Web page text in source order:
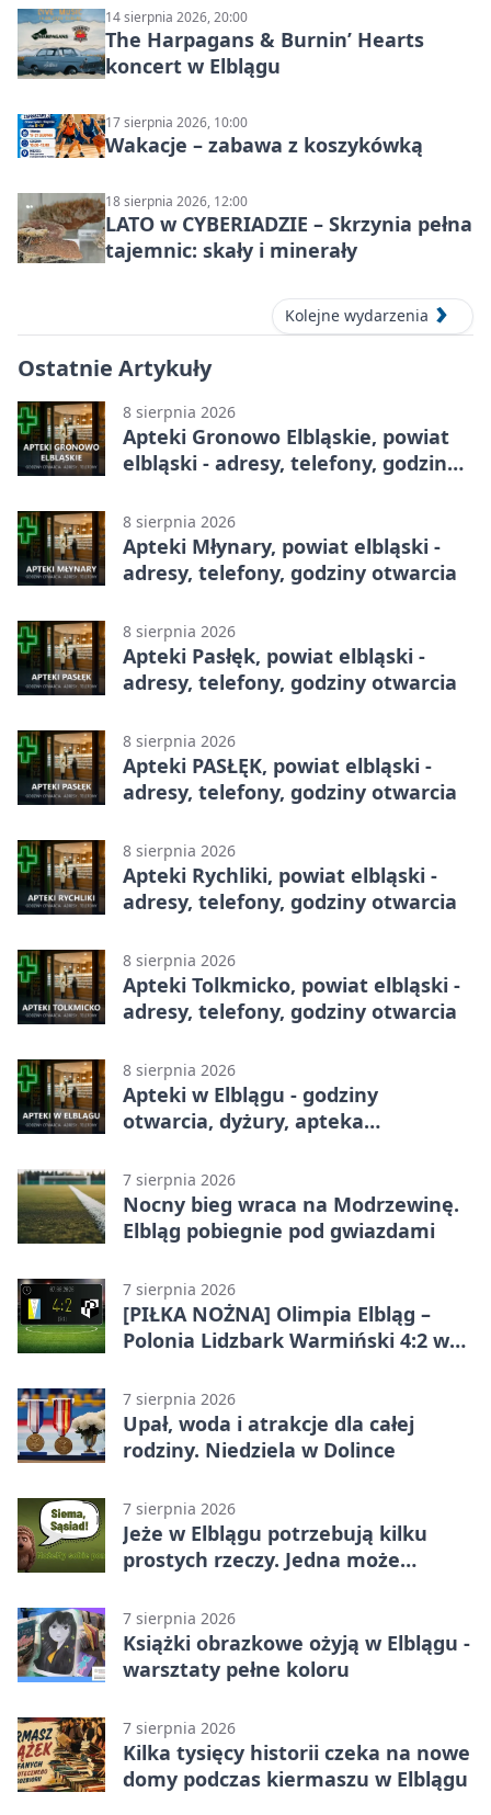
14 sierpnia 2026, 20:00
The Harpagans & Burnin’ Hearts
koncert w Elblągu
17 sierpnia 2026, 10:00
Wakacje – zabawa z koszykówką
18 sierpnia 2026, 12:00
LATO w CYBERIADZIE – Skrzynia pełna
tajemnic: skały i minerały
Kolejne wydarzenia
Ostatnie Artykuły
8 sierpnia 2026
Apteki Gronowo Elbląskie, powiat
elbląski - adresy, telefony, godziny
8 sierpnia 2026
Apteki Młynary, powiat elbląski -
adresy, telefony, godziny otwarcia
8 sierpnia 2026
Apteki Pasłęk, powiat elbląski -
adresy, telefony, godziny otwarcia
8 sierpnia 2026
Apteki PASŁĘK, powiat elbląski -
adresy, telefony, godziny otwarcia
8 sierpnia 2026
Apteki Rychliki, powiat elbląski -
adresy, telefony, godziny otwarcia
8 sierpnia 2026
Apteki Tolkmicko, powiat elbląski -
adresy, telefony, godziny otwarcia
8 sierpnia 2026
Apteki w Elblągu - godziny
otwarcia, dyżury, apteka
7 sierpnia 2026
Nocny bieg wraca na Modrzewinę.
Elbląg pobiegnie pod gwiazdami
7 sierpnia 2026
[PIŁKA NOŻNA] Olimpia Elbląg –
Polonia Lidzbark Warmiński 4:2 w
7 sierpnia 2026
Upał, woda i atrakcje dla całej
rodziny. Niedziela w Dolince
7 sierpnia 2026
Jeże w Elblągu potrzebują kilku
prostych rzeczy. Jedna może
7 sierpnia 2026
Książki obrazkowe ożyją w Elblągu -
warsztaty pełne koloru
7 sierpnia 2026
Kilka tysięcy historii czeka na nowe
domy podczas kiermaszu w Elblągu